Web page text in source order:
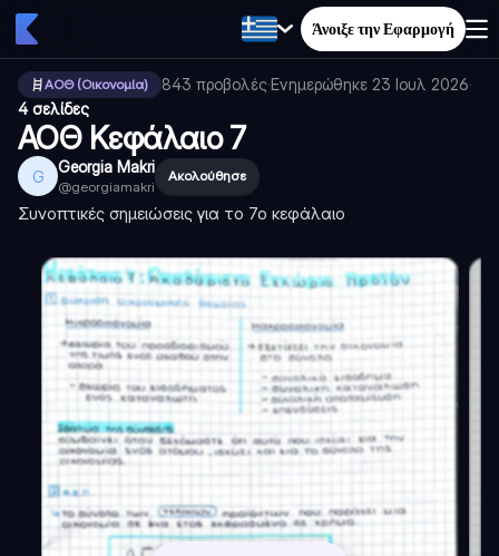
Άνοιξε την Εφαρμογή
ΑΟΘ (Οικονομία) 843 προβολές·Ενημερώθηκε 23 Ιουλ 2026·
4 σελίδες
ΑΟΘ Κεφάλαιο 7
G Georgia Makri
@georgiamakri
Ακολούθησε
Συνοπτικές σημειώσεις για το 7ο κεφάλαιο